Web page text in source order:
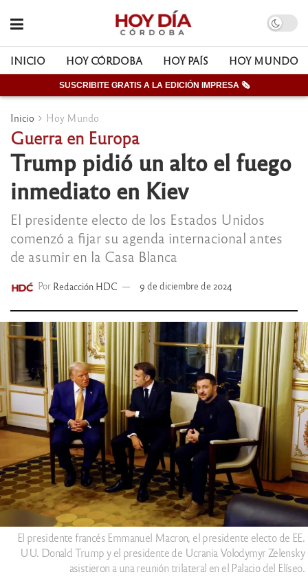
INICIO HOY CÓRDOBA HOY PAÍS HOY MUNDO
SUSCRIBITE GRATIS A LA EDICIÓN IMPRESA 🗞
Inicio Hoy Mundo
Guerra en Europa
Trump pidió un alto el fuego
inmediato en Kiev
El presidente electo de los Estados Unidos
comenzó a fijar su agenda internacional antes
de asumir en la Casa Blanca
Por Redacción HDC 9 de diciembre de 2024
El presidente francés Emmanuel Macron, el presidente electo de EE.
UU. Donald Trump y el presidente de Ucrania Volodymyr Zelensky
asistieron a una reunión trilateral en el Palacio del Elíseo.